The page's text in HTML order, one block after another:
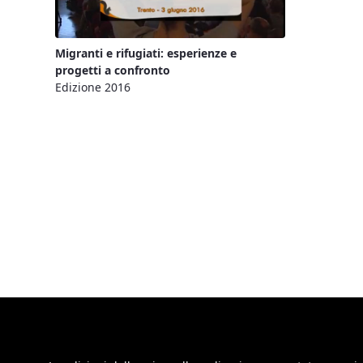
Migranti e rifugiati: esperienze e
progetti a confronto
Edizione 2016